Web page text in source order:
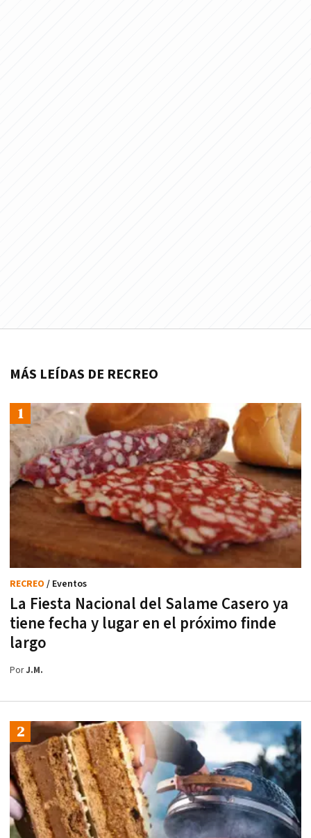
MÁS LEÍDAS DE RECREO
La Fiesta Nacional del Salame Casero ya
tiene fecha y lugar en el próximo finde
largo
RECREO / Eventos
PorJ.M.